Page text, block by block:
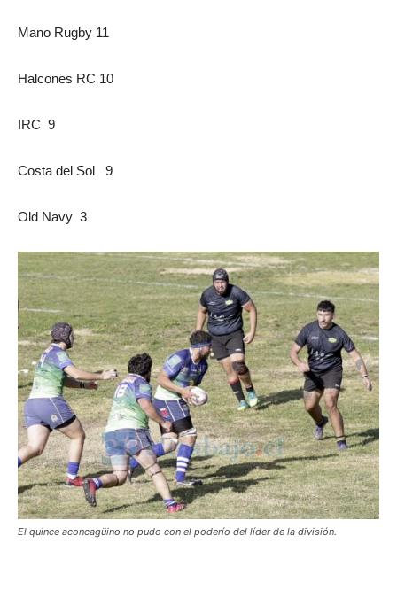
Mano Rugby 11
Halcones RC 10
IRC 9
Costa del Sol 9
Old Navy 3
El quince aconcagüino no pudo con el poderío del líder de la división.